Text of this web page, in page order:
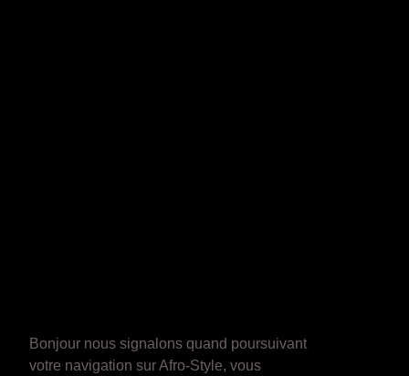
Bonjour nous signalons quand poursuivant
votre navigation sur Afro-Style, vous